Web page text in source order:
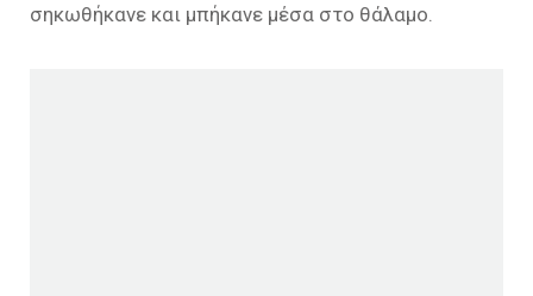
σηκωθήκανε και μπήκανε μέσα στο θάλαμο.